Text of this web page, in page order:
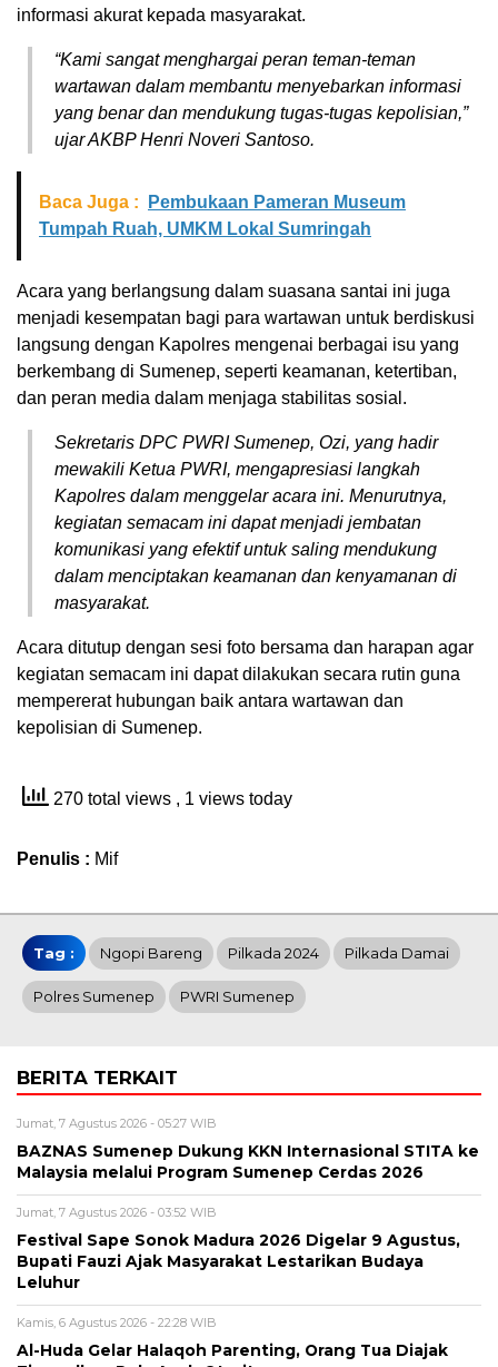
informasi akurat kepada masyarakat.
“Kami sangat menghargai peran teman-teman
wartawan dalam membantu menyebarkan informasi
yang benar dan mendukung tugas-tugas kepolisian,”
ujar AKBP Henri Noveri Santoso.
Baca Juga :
Pembukaan Pameran Museum
Tumpah Ruah, UMKM Lokal Sumringah
Acara yang berlangsung dalam suasana santai ini juga
menjadi kesempatan bagi para wartawan untuk berdiskusi
langsung dengan Kapolres mengenai berbagai isu yang
berkembang di Sumenep, seperti keamanan, ketertiban,
dan peran media dalam menjaga stabilitas sosial.
Sekretaris DPC PWRI Sumenep, Ozi, yang hadir
mewakili Ketua PWRI, mengapresiasi langkah
Kapolres dalam menggelar acara ini. Menurutnya,
kegiatan semacam ini dapat menjadi jembatan
komunikasi yang efektif untuk saling mendukung
dalam menciptakan keamanan dan kenyamanan di
masyarakat.
Acara ditutup dengan sesi foto bersama dan harapan agar
kegiatan semacam ini dapat dilakukan secara rutin guna
mempererat hubungan baik antara wartawan dan
kepolisian di Sumenep.
270 total views , 1 views today
Penulis : Mif
Tag : Ngopi Bareng Pilkada 2024 Pilkada Damai
Polres Sumenep PWRI Sumenep
BERITA TERKAIT
Jumat, 7 Agustus 2026 - 05:27 WIB
BAZNAS Sumenep Dukung KKN Internasional STITA ke
Malaysia melalui Program Sumenep Cerdas 2026
Jumat, 7 Agustus 2026 - 03:52 WIB
Festival Sape Sonok Madura 2026 Digelar 9 Agustus,
Bupati Fauzi Ajak Masyarakat Lestarikan Budaya
Leluhur
Kamis, 6 Agustus 2026 - 22:28 WIB
Al-Huda Gelar Halaqoh Parenting, Orang Tua Diajak